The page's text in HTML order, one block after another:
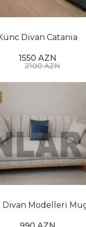
tənzimləməsinin
olan uzun
üslubunuz və
Divan Catania
1550 AZN
2100 AZN
Divan Modelleri